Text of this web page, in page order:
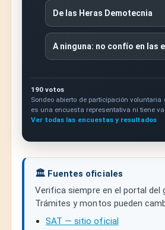
De las Heras Demotecnia
A ninguna: no confío en las
190 votos
Sondeo abierto de participación voluntaria
es una encuesta representativa ni tiene
Ver todas las encuestas y resultados
🏛️ Fuentes oficiales
Verifica siempre en el portal del
Trámites y montos pueden
SAT — sitio oficial